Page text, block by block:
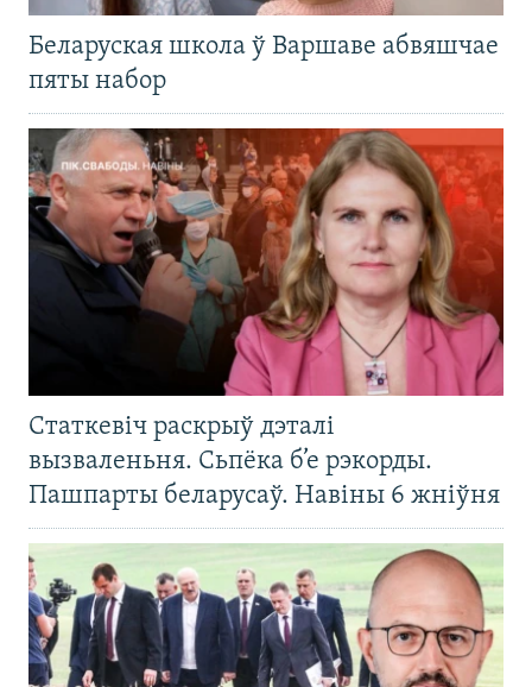
Беларуская школа ў Варшаве абвяшчае
пяты набор
Статкевіч раскрыў дэталі
вызваленьня. Сьпёка б’е рэкорды.
Пашпарты беларусаў. Навіны 6 жніўня